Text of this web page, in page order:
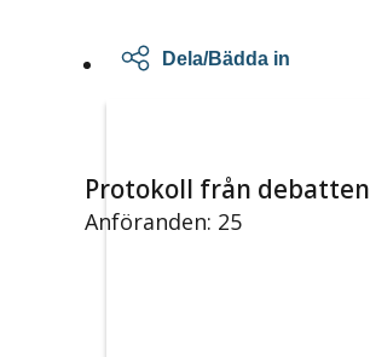
Dela/Bädda in
Protokoll från debatten
Anföranden: 25